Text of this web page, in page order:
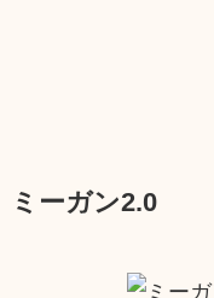
ミーガン2.0